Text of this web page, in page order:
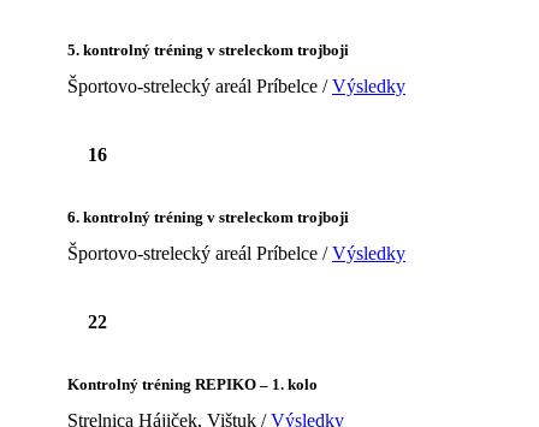
5. kontrolný tréning v streleckom trojboji
Športovo-strelecký areál Príbelce /Výsledky
16
6. kontrolný tréning v streleckom trojboji
Športovo-strelecký areál Príbelce /Výsledky
22
Kontrolný tréning REPIKO – 1. kolo
Strelnica Hájiček, Vištuk /Výsledky